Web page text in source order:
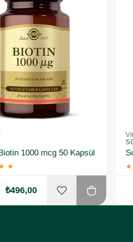
1000 mcg 50 Kapsül
★
₺496,00
★